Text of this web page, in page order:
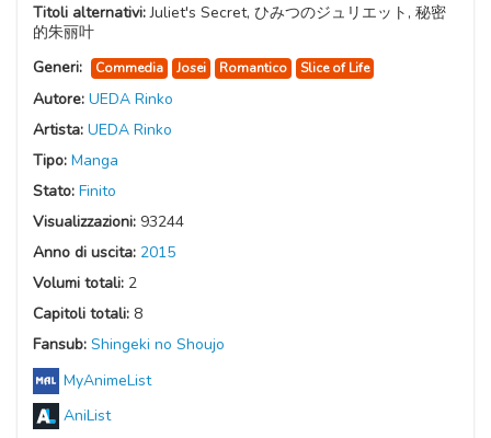
Titoli alternativi:Juliet's Secret, ひみつのジュリエット, 秘密
的朱丽叶
Generi:
Commedia Josei Romantico Slice of Life
Autore: UEDA Rinko
Artista: UEDA Rinko
Tipo: Manga
Stato: Finito
Visualizzazioni: 93244
Anno di uscita: 2015
Volumi totali: 2
Capitoli totali: 8
Fansub: Shingeki no Shoujo
MyAnimeList
AniList